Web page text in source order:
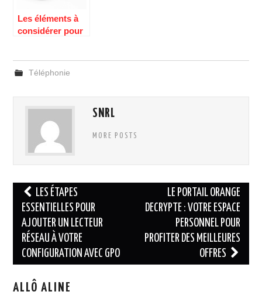
Les éléments à
considérer pour
Téléphonie
SNRL
MORE POSTS
Navigation
des
articles
LES ÉTAPES
ESSENTIELLES POUR
AJOUTER UN LECTEUR
RÉSEAU À VOTRE
CONFIGURATION AVEC GPO
LE PORTAIL ORANGE
DECRYPTE : VOTRE ESPACE
PERSONNEL POUR
PROFITER DES MEILLEURES
OFFRES
ALLÔ ALINE